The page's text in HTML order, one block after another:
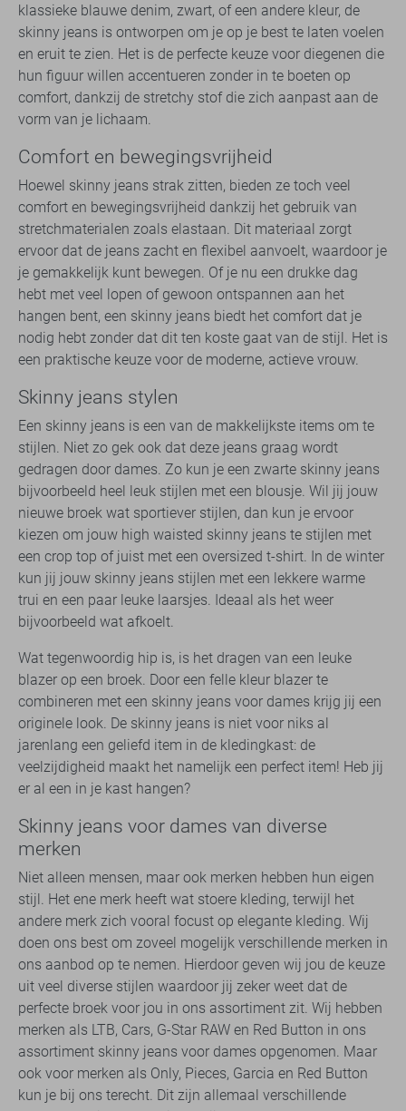
klassieke blauwe denim, zwart, of een andere kleur, de
skinny jeans is ontworpen om je op je best te laten voelen
en eruit te zien. Het is de perfecte keuze voor diegenen die
hun figuur willen accentueren zonder in te boeten op
comfort, dankzij de stretchy stof die zich aanpast aan de
vorm van je lichaam.
Comfort en bewegingsvrijheid
Hoewel skinny jeans strak zitten, bieden ze toch veel
comfort en bewegingsvrijheid dankzij het gebruik van
stretchmaterialen zoals elastaan. Dit materiaal zorgt
ervoor dat de jeans zacht en flexibel aanvoelt, waardoor je
je gemakkelijk kunt bewegen. Of je nu een drukke dag
hebt met veel lopen of gewoon ontspannen aan het
hangen bent, een skinny jeans biedt het comfort dat je
nodig hebt zonder dat dit ten koste gaat van de stijl. Het is
een praktische keuze voor de moderne, actieve vrouw.
Skinny jeans stylen
Een skinny jeans is een van de makkelijkste items om te
stijlen. Niet zo gek ook dat deze jeans graag wordt
gedragen door dames. Zo kun je een zwarte skinny jeans
bijvoorbeeld heel leuk stijlen met een blousje. Wil jij jouw
nieuwe broek wat sportiever stijlen, dan kun je ervoor
kiezen om jouw high waisted skinny jeans te stijlen met
een crop top of juist met een oversized t-shirt. In de winter
kun jij jouw skinny jeans stijlen met een lekkere warme
trui en een paar leuke laarsjes. Ideaal als het weer
bijvoorbeeld wat afkoelt.
Wat tegenwoordig hip is, is het dragen van een leuke
blazer op een broek. Door een felle kleur blazer te
combineren met een skinny jeans voor dames krijg jij een
originele look. De skinny jeans is niet voor niks al
jarenlang een geliefd item in de kledingkast: de
veelzijdigheid maakt het namelijk een perfect item! Heb jij
er al een in je kast hangen?
Skinny jeans voor dames van diverse
merken
Niet alleen mensen, maar ook merken hebben hun eigen
stijl. Het ene merk heeft wat stoere kleding, terwijl het
andere merk zich vooral focust op elegante kleding. Wij
doen ons best om zoveel mogelijk verschillende merken in
ons aanbod op te nemen. Hierdoor geven wij jou de keuze
uit veel diverse stijlen waardoor jij zeker weet dat de
perfecte broek voor jou in ons assortiment zit. Wij hebben
merken als LTB, Cars, G-Star RAW en Red Button in ons
assortiment skinny jeans voor dames opgenomen. Maar
ook voor merken als Only, Pieces, Garcia en Red Button
kun je bij ons terecht. Dit zijn allemaal verschillende